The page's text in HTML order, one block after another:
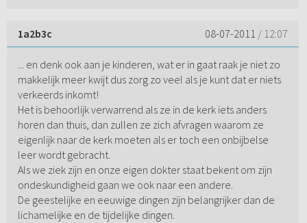
1a2b3c 08-07-2011 / 12:07
... en denk ook aan je kinderen, wat er in gaat raak je niet zo
makkelijk meer kwijt dus zorg zo veel als je kunt dat er niets
verkeerds inkomt!
Het is behoorlijk verwarrend als ze in de kerk iets anders
horen dan thuis, dan zullen ze zich afvragen waarom ze
eigenlijk naar de kerk moeten als er toch een onbijbelse
leer wordt gebracht.
Als we ziek zijn en onze eigen dokter staat bekent om zijn
ondeskundigheid gaan we ook naar een andere.
De geestelijke en eeuwige dingen zijn belangrijker dan de
lichamelijke en de tijdelijke dingen.